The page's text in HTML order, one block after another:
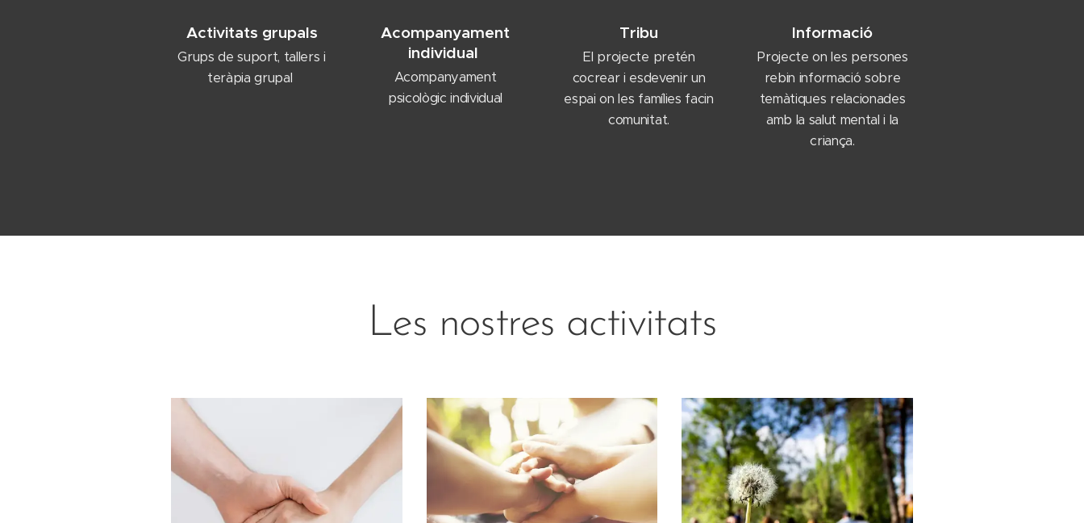
Activitats grupals
Grups de suport, tallers i
teràpia grupal
Acompanyament
individual
Acompanyament
psicològic individual
Tribu
El projecte pretén
cocrear i esdevenir un
espai on les famílies facin
comunitat.
Informació
Projecte on les persones
rebin informació sobre
temàtiques relacionades
amb la salut mental i la
criança.
Les nostres activitats